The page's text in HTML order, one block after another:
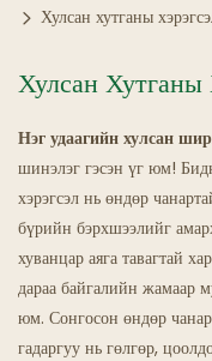
Кафе Болон Кофе
Хоолны Ачааны
Талх Нарийн
Тослог Халбага
Сүнсний
Хулсан хутганы
Хулсан Хутганы
Нэг удаагийн хулсан
шинэлэг гэсэн үг юм!
хэрэгсэл нь өндөр
бүрийн бэрхшээлийг
хуванцар аяга тавагтай
дараа байгалийн жамаар
юм. Сонгосон өндөр
гадаргуу нь гөлгөр,